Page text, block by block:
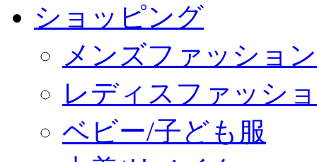
ショッピング
メンズファッション
レディスファッシ
ベビー/子ども服